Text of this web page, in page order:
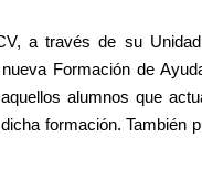
a través de su
Formación de
alumnos que
formación. También